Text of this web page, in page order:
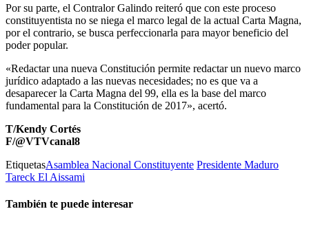
Por su parte, el Contralor Galindo reiteró que con este proceso
constituyentista no se niega el marco legal de la actual Carta Magna,
por el contrario, se busca perfeccionarla para mayor beneficio del
poder popular.
«Redactar una nueva Constitución permite redactar un nuevo marco
jurídico adaptado a las nuevas necesidades; no es que va a
desaparecer la Carta Magna del 99, ella es la base del marco
fundamental para la Constitución de 2017», acertó.
T/Kendy Cortés
F/@VTVcanal8
EtiquetasAsamblea Nacional Constituyente Presidente Maduro
Tareck El Aissami
También te puede interesar